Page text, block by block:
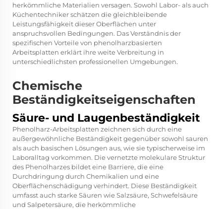
herkömmliche Materialien versagen. Sowohl Labor- als auch
Küchentechniker schätzen die gleichbleibende
Leistungsfähigkeit dieser Oberflächen unter
anspruchsvollen Bedingungen. Das Verständnis der
spezifischen Vorteile von phenolharzbasierten
Arbeitsplatten erklärt ihre weite Verbreitung in
unterschiedlichsten professionellen Umgebungen.
Chemische
Beständigkeitseigenschaften
Säure- und Laugenbeständigkeit
Phenolharz-Arbeitsplatten zeichnen sich durch eine
außergewöhnliche Beständigkeit gegenüber sowohl sauren
als auch basischen Lösungen aus, wie sie typischerweise im
Laboralltag vorkommen. Die vernetzte molekulare Struktur
des Phenolharzes bildet eine Barriere, die eine
Durchdringung durch Chemikalien und eine
Oberflächenschädigung verhindert. Diese Beständigkeit
umfasst auch starke Säuren wie Salzsäure, Schwefelsäure
und Salpetersäure, die herkömmliche